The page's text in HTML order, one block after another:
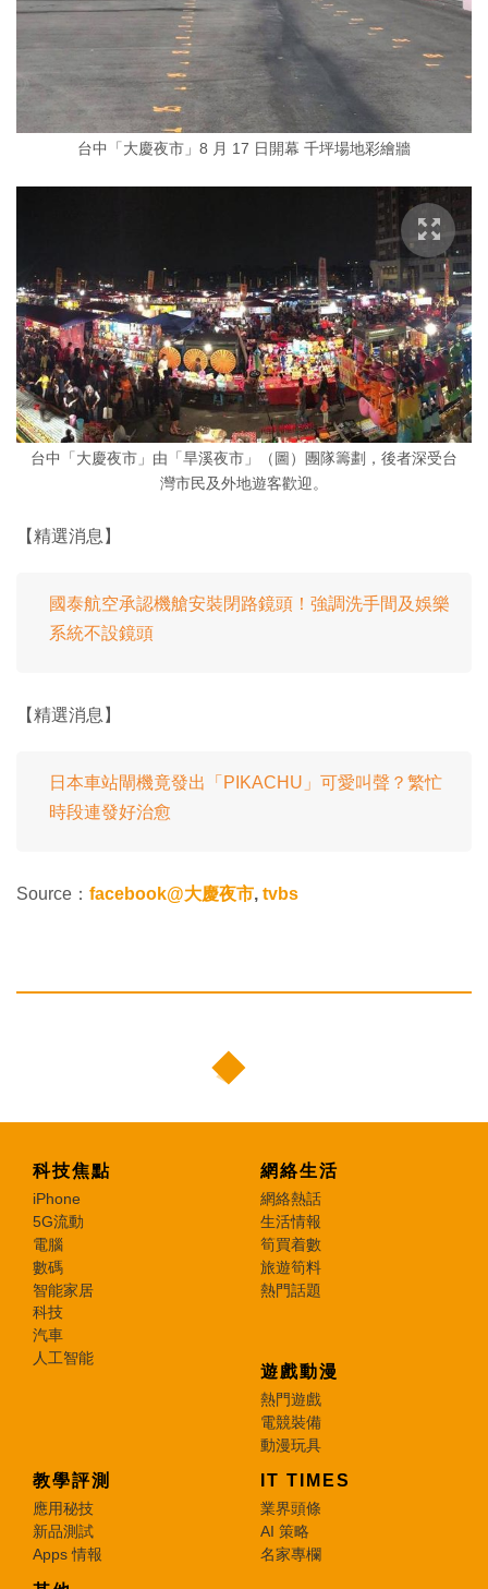
台中「大慶夜市」8 月 17 日開幕 千坪場地彩繪牆
台中「大慶夜市」由「旱溪夜市」（圖）團隊籌劃，後者深受台
灣市民及外地遊客歡迎。
【精選消息】
國泰航空承認機艙安裝閉路鏡頭！強調洗手間及娛樂
系統不設鏡頭
【精選消息】
日本車站閘機竟發出「PIKACHU」可愛叫聲？繁忙
時段連發好治愈
Source： facebook@大慶夜市, tvbs
科技焦點
iPhone
5G流動
電腦
數碼
智能家居
科技
汽車
人工智能
網絡生活
網絡熱話
生活情報
筍買着數
旅遊筍料
熱門話題
遊戲動漫
熱門遊戲
電競裝備
動漫玩具
教學評測
應用秘技
新品測試
Apps 情報
IT TIMES
業界頭條
AI 策略
名家專欄